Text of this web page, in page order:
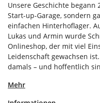
Unsere Geschichte
Start-up-Garage, sondern
einfachen Hinterhoflager.
Lukas und Armin wurde
Onlineshop, der mit viel
Leidenschaft gewachsen
damals – und hoffentlich
Mehr